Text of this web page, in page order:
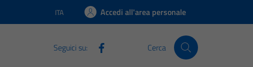
Lingua attiva:
ITA Accedi all'area personale
Seguici su: Cerca